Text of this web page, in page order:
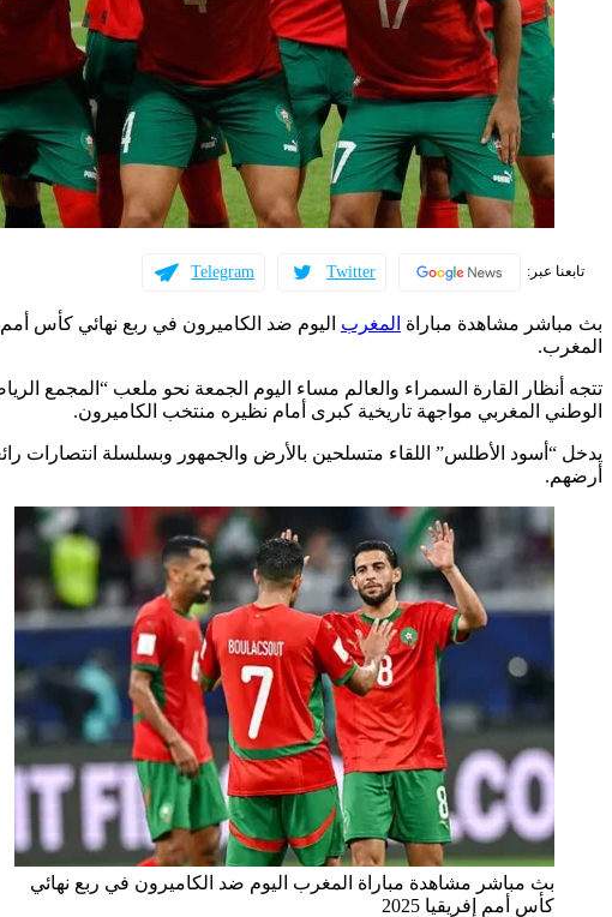
تابعنا عبر: Twitter
Telegram
بث مباشر مشاهدة مباراة المغرب
المغرب.
تتجه أنظار القارة السمراء والعالم مساء اليوم الجمعة نحو ملعب “المجمع
الوطني المغربي مواجهة تاريخية كبرى أمام نظيره منتخب الكاميرون.
يدخل “أسود الأطلس” اللقاء متسلحين بالأرض والجمهور وبسلسلة انتصارات
أرضهم.
بث مباشر مشاهدة مباراة المغرب اليوم ضد الكاميرون في ربع نهائي
كأس أمم إفريقيا 2025